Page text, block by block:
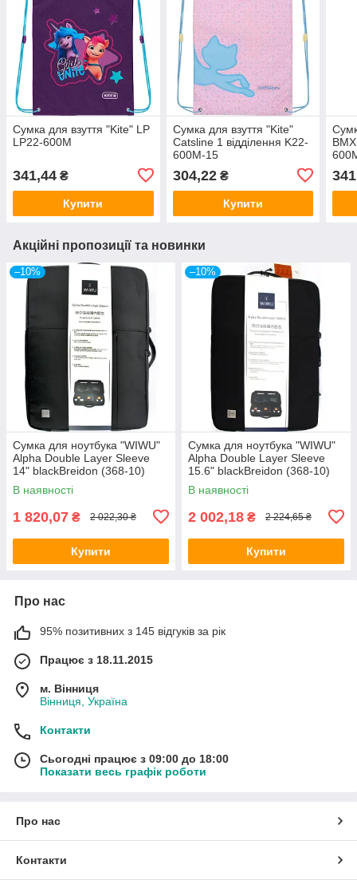
Сумка для взуття "Kite" LP
LP22-600M
341,44 ₴
Купити
Сумка для взуття "Kite"
Catsline 1 відділення K22-
600M-15
304,22₴
Купити
Акційні пропозиції та новинки
–10%
Сумка для ноутбука "WIWU"
Alpha Double Layer Sleeve
14" blackBreidon (368-10)
В наявності
1 820,07 ₴ 2 022,30 ₴
Купити
–10%
Сумка для ноутбука "WIWU"
Alpha Double Layer Sleeve
15.6" blackBreidon (368-10)
В наявності
2 002,18 ₴ 2 224,65 ₴
Купити
Про нас
95% позитивних з 145 відгуків за рік
Працює з 18.11.2015
м. Вінниця
Вінниця, Україна
Контакти
Сьогодні працює з 09:00 до 18:00
Показати весь графік роботи
Про нас
Контакти